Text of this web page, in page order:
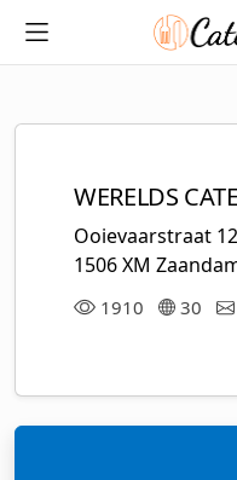
WERELDS
Ooievaarstraat
1506 XM
1910 30